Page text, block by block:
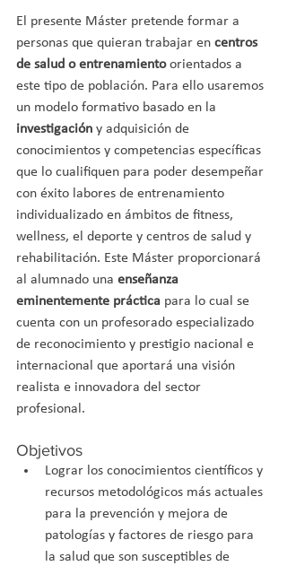
El presente Máster pretende formar a
personas que quieran trabajar en centros
de salud o entrenamiento orientados a
este tipo de población. Para ello usaremos
un modelo formativo basado en la
investigación y adquisición de
conocimientos y competencias específicas
que lo cualifiquen para poder desempeñar
con éxito labores de entrenamiento
individualizado en ámbitos de fitness,
wellness, el deporte y centros de salud y
rehabilitación. Este Máster proporcionará
al alumnado una enseñanza
eminentemente práctica para lo cual se
cuenta con un profesorado especializado
de reconocimiento y prestigio nacional e
internacional que aportará una visión
realista e innovadora del sector
profesional.
Objetivos
Lograr los conocimientos científicos y
recursos metodológicos más actuales
para la prevención y mejora de
patologías y factores de riesgo para
la salud que son susceptibles de